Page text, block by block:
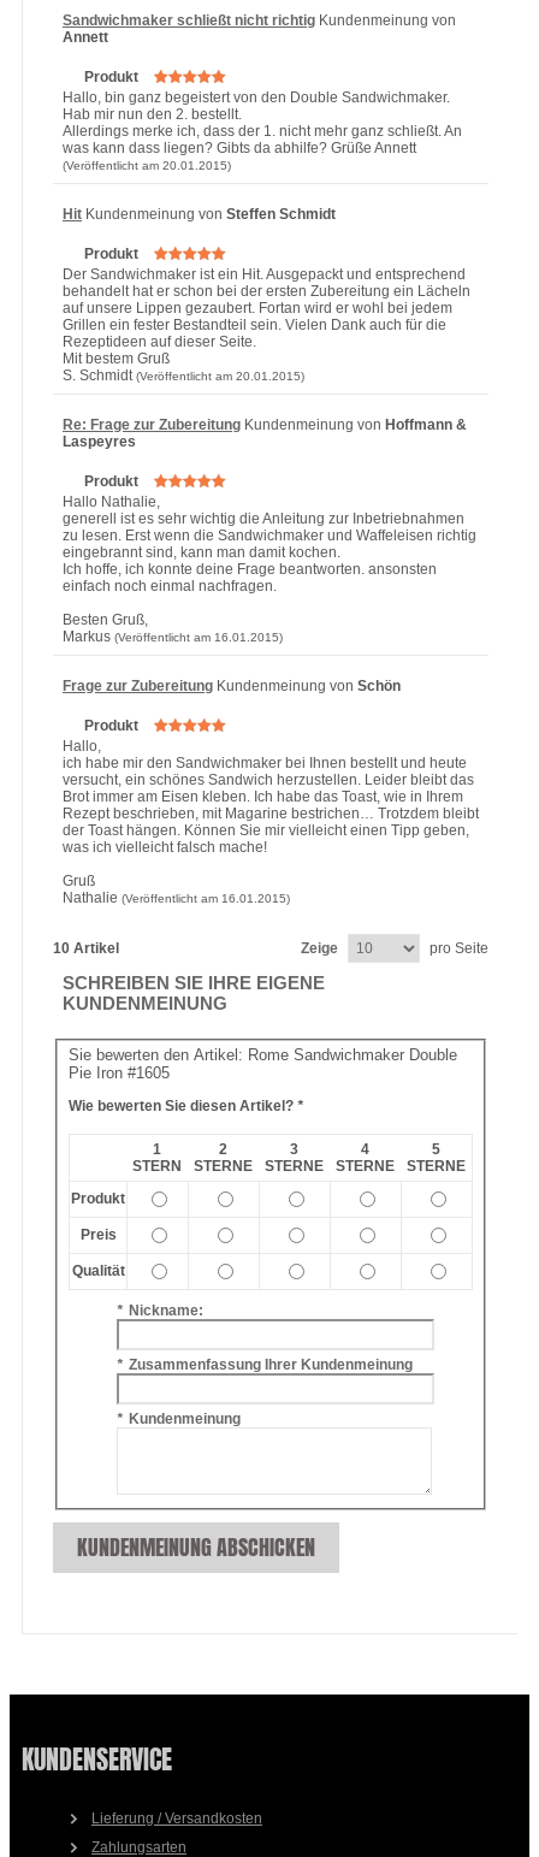
Sandwichmaker schließt nicht richtig Kundenmeinung von
Annett
Produkt
Hallo, bin ganz begeistert von den Double Sandwichmaker.
Hab mir nun den 2. bestellt.
Allerdings merke ich, dass der 1. nicht mehr ganz schließt. An
was kann dass liegen? Gibts da abhilfe? Grüße Annett
(Veröffentlicht am 20.01.2015)
Hit Kundenmeinung von Steffen Schmidt
Produkt
Der Sandwichmaker ist ein Hit. Ausgepackt und entsprechend
behandelt hat er schon bei der ersten Zubereitung ein Lächeln
auf unsere Lippen gezaubert. Fortan wird er wohl bei jedem
Grillen ein fester Bestandteil sein. Vielen Dank auch für die
Rezeptideen auf dieser Seite.
Mit bestem Gruß
S. Schmidt(Veröffentlicht am 20.01.2015)
Re: Frage zur Zubereitung Kundenmeinung von Hoffmann &
Laspeyres
Produkt
Hallo Nathalie,
generell ist es sehr wichtig die Anleitung zur Inbetriebnahmen
zu lesen. Erst wenn die Sandwichmaker und Waffeleisen richtig
eingebrannt sind, kann man damit kochen.
Ich hoffe, ich konnte deine Frage beantworten. ansonsten
einfach noch einmal nachfragen.
Besten Gruß,
Markus (Veröffentlicht am 16.01.2015)
Frage zur Zubereitung Kundenmeinung von Schön
Produkt
Hallo,
ich habe mir den Sandwichmaker bei Ihnen bestellt und heute
versucht, ein schönes Sandwich herzustellen. Leider bleibt das
Brot immer am Eisen kleben. Ich habe das Toast, wie in Ihrem
Rezept beschrieben, mit Magarine bestrichen… Trotzdem bleibt
der Toast hängen. Können Sie mir vielleicht einen Tipp geben,
was ich vielleicht falsch mache!
Gruß
Nathalie (Veröffentlicht am 16.01.2015)
10 Artikel Zeige pro Seite
SCHREIBEN SIE IHRE EIGENE
KUNDENMEINUNG
Sie bewerten den Artikel: Rome Sandwichmaker Double
Pie Iron #1605
Wie bewerten Sie diesen Artikel? *
1
STERN
2
STERNE
3
STERNE
4
STERNE
5
STERNE
Produkt
Preis
Qualität
* Nickname:
* Zusammenfassung Ihrer Kundenmeinung
* Kundenmeinung
KUNDENMEINUNG ABSCHICKEN
KUNDENSERVICE
Lieferung / Versandkosten
Zahlungsarten